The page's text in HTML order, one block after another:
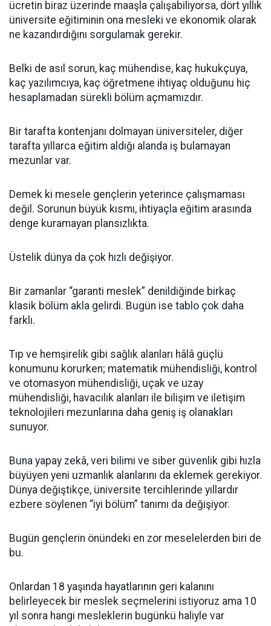
ücretin biraz üzerinde maaşla çalışabiliyorsa, dört yıllık
üniversite eğitiminin ona mesleki ve ekonomik olarak
ne kazandırdığını sorgulamak gerekir.
Belki de asıl sorun, kaç mühendise, kaç hukukçuya,
kaç yazılımcıya, kaç öğretmene ihtiyaç olduğunu hiç
hesaplamadan sürekli bölüm açmamızdır.
Bir tarafta kontenjanı dolmayan üniversiteler, diğer
tarafta yıllarca eğitim aldığı alanda iş bulamayan
mezunlar var.
Demek ki mesele gençlerin yeterince çalışmaması
değil. Sorunun büyük kısmı, ihtiyaçla eğitim arasında
denge kuramayan plansızlıkta.
Üstelik dünya da çok hızlı değişiyor.
Bir zamanlar “garanti meslek” denildiğinde birkaç
klasik bölüm akla gelirdi. Bugün ise tablo çok daha
farklı.
Tıp ve hemşirelik gibi sağlık alanları hâlâ güçlü
konumunu korurken; matematik mühendisliği, kontrol
ve otomasyon mühendisliği, uçak ve uzay
mühendisliği, havacılık alanları ile bilişim ve iletişim
teknolojileri mezunlarına daha geniş iş olanakları
sunuyor.
Buna yapay zekâ, veri bilimi ve siber güvenlik gibi hızla
büyüyen yeni uzmanlık alanlarını da eklemek gerekiyor.
Dünya değiştikçe, üniversite tercihlerinde yıllardır
ezbere söylenen “iyi bölüm” tanımı da değişiyor.
Bugün gençlerin önündeki en zor meselelerden biri de
bu.
Onlardan 18 yaşında hayatlarının geri kalanını
belirleyecek bir meslek seçmelerini istiyoruz ama 10
yıl sonra hangi mesleklerin bugünkü haliyle var